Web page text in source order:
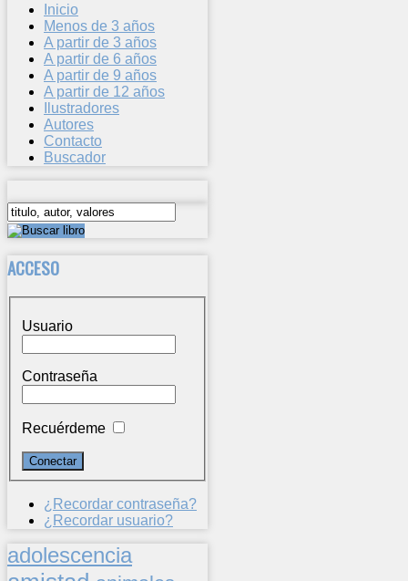
Inicio
Menos de 3 años
A partir de 3 años
A partir de 6 años
A partir de 9 años
A partir de 12 años
Ilustradores
Autores
Contacto
Buscador
ACCESO
Usuario
Contraseña
Recuérdeme
¿Recordar contraseña?
¿Recordar usuario?
adolescencia